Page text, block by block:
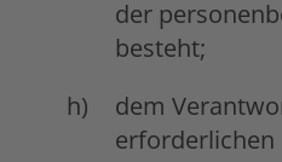
der
besteht;
dem